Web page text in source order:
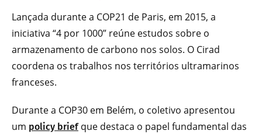
Lançada durante a COP21 de Paris, em 2015, a
iniciativa “4 por 1000” reúne estudos sobre o
armazenamento de carbono nos solos. O Cirad
coordena os trabalhos nos territórios ultramarinos
franceses.
Durante a COP30 em Belém, o coletivo apresentou
um policy briefque destaca o papel fundamental das